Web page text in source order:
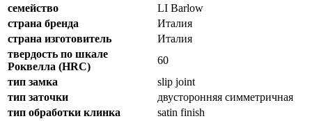
семейство
LI Barlow
страна бренда
Италия
страна изготовитель
Италия
твердость по шкале
Роквелла (HRC)
60
тип замка
slip joint
тип заточки
двусторонняя симметричная
тип обработки клинка
satin finish